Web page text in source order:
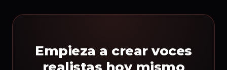
Empieza a crear voces